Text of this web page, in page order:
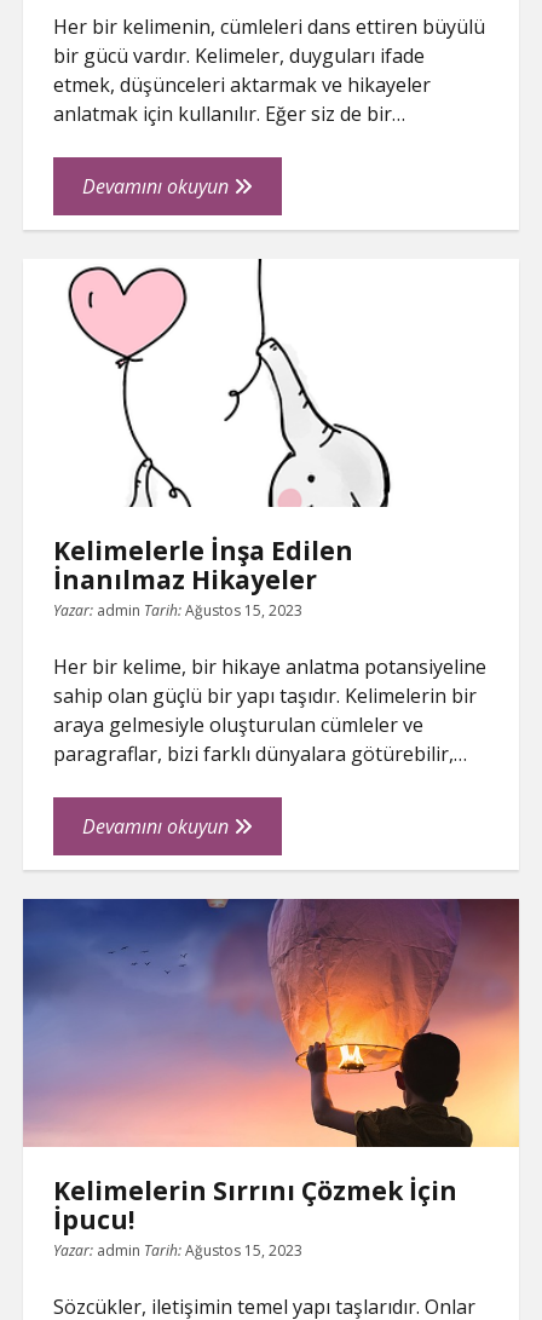
Her bir kelimenin, cümleleri dans ettiren büyülü
bir gücü vardır. Kelimeler, duyguları ifade
etmek, düşünceleri aktarmak ve hikayeler
anlatmak için kullanılır. Eğer siz de bir…
Devamını okuyunKelime
Sevdalıları
Mükemmel
Haber!
Kelimelerle İnşa Edilen
İnanılmaz Hikayeler
Yazar: admin Tarih:Ağustos 15, 2023
Her bir kelime, bir hikaye anlatma potansiyeline
sahip olan güçlü bir yapı taşıdır. Kelimelerin bir
araya gelmesiyle oluşturulan cümleler ve
paragraflar, bizi farklı dünyalara götürebilir,…
Devamını okuyunKelimelerle
İnşa
İnanılmaz
Hikayeler
Kelimelerin Sırrını Çözmek İçin
İpucu!
Yazar: admin Tarih:Ağustos 15, 2023
Sözcükler, iletişimin temel yapı taşlarıdır. Onlar